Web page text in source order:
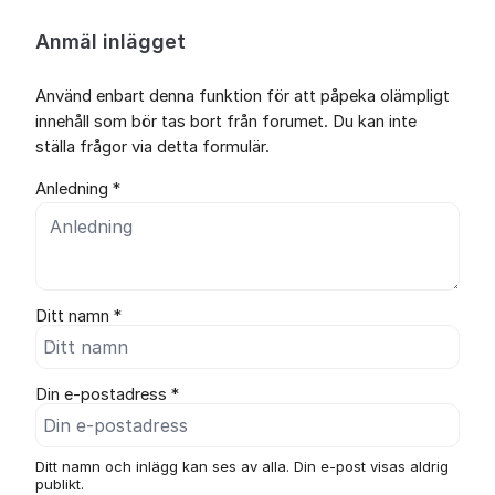
Anmäl inlägget
Använd enbart denna funktion för att påpeka olämpligt
innehåll som bör tas bort från forumet. Du kan inte
ställa frågor via detta formulär.
Anledning *
Ditt namn *
Din e-postadress *
Ditt namn och inlägg kan ses av alla. Din e-post visas aldrig
publikt.